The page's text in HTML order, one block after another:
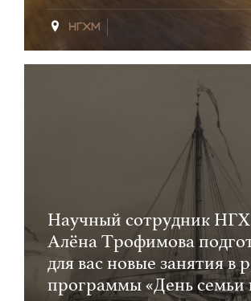
Научный сотрудник
Алёна Трофимова
для вас новые занятия в
программы «День семьи